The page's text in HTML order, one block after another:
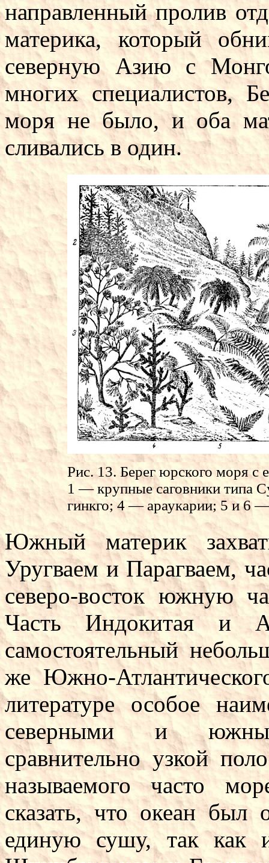
направленный пролив
материка, который
северную Азию с
многих специалистов,
моря не было, и оба
сливались в один.
Рис. 13. Берег юрского моря с
1 — крупные саговники типа
гинкго; 4 — араукарии; 5 и 6
Южный материк
Уругваем и Парагваем,
северо-восток южную
Часть Индокитая и
самостоятельный
же Южно-
литературе особое
северными и
сравнительно узкой
называемого часто
сказать, что океан был
единую сушу, так